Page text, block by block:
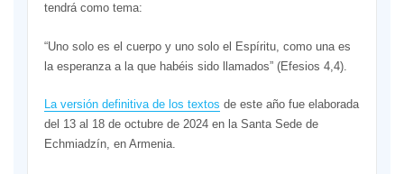
tendrá como tema:
“Uno solo es el cuerpo y uno solo el Espíritu, como una es
la esperanza a la que habéis sido llamados” (Efesios 4,4).
La versión definitiva de los textos de este año fue elaborada
del 13 al 18 de octubre de 2024 en la Santa Sede de
Echmiadzín, en Armenia.